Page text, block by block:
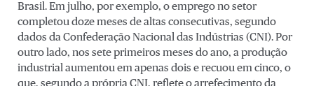
Brasil. Em julho, por exemplo, o emprego no setor
completou doze meses de altas consecutivas, segundo
dados da Confederação Nacional das Indústrias (CNI). Por
outro lado, nos sete primeiros meses do ano, a produção
industrial aumentou em apenas dois e recuou em cinco, o
que, segundo a própria CNI, reflete o arrefecimento da